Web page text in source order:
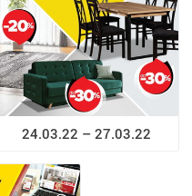
24.03.22 – 27.03.22